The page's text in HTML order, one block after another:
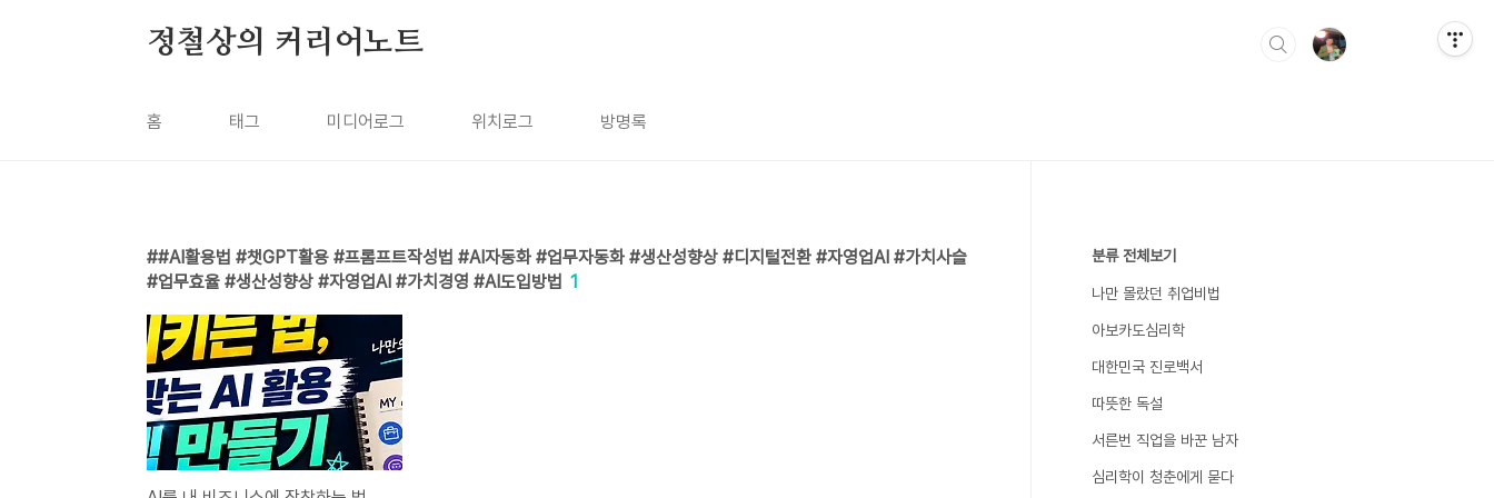
정철상의 커리어노트
홈 태그 미디어로그 위치로그 방명록
#AI활용법 #챗GPT활용 #프롬프트작성법 #AI자동화 #업무자동화 #생산성향상 #디지털전환 #자영업AI #가치사슬
#업무효율 #생산성향상 #자영업AI #가치경영 #AI도입방법 1
분류 전체보기
나만 몰랐던 취업비법
아보카도심리학
대한민국 진로백서
따뜻한 독설
서른번 직업을 바꾼 남자
심리학이 청춘에게 묻다